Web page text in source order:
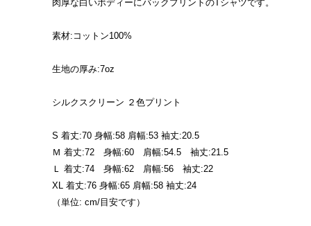
肉厚な白いボディーにバックプリントのTシャツです。
素材:コットン100%
生地の厚み:7oz
シルクスクリーン ２色プリント
S 着丈:70 身幅:58 肩幅:53 袖丈:20.5
Ｍ 着丈:72 身幅:60 肩幅:54.5 袖丈:21.5
Ｌ 着丈:74 身幅:62 肩幅:56 袖丈:22
XL 着丈:76 身幅:65 肩幅:58 袖丈:24
（単位: cm/目安です）